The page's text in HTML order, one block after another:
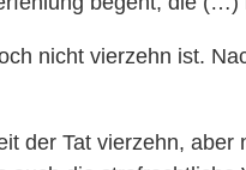
nicht vierzehn ist.
der Tat vierzehn, aber